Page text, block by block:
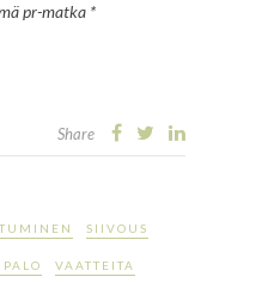
pr-matka *
Share
SIIVOUS
VAATTEITA